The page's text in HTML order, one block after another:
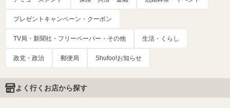
プレゼントキャンペーン・クーポン
TV局・新聞社・フリーペーパー・その他 生活・くらし
政党・政治 郵便局 Shufoo!お知らせ
よく行くお店から探す